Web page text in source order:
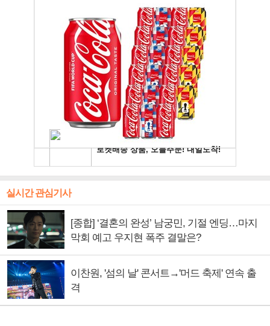
실시간 관심기사
[종합] ‘결혼의 완성’ 남궁민, 기절 엔딩…마지
막회 예고 우지현 폭주 결말은?
이찬원, '섬의 날' 콘서트→'머드 축제' 연속 출
격